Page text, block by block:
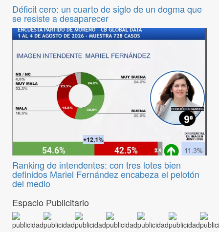
Déficit cero: un cuarto de siglo de un dogma que
se resiste a desaparecer
Ranking de intendentes: con tres lotes bien
definidos Mariel Fernández encabeza el pelotón
del medio
Espacio Publicitario